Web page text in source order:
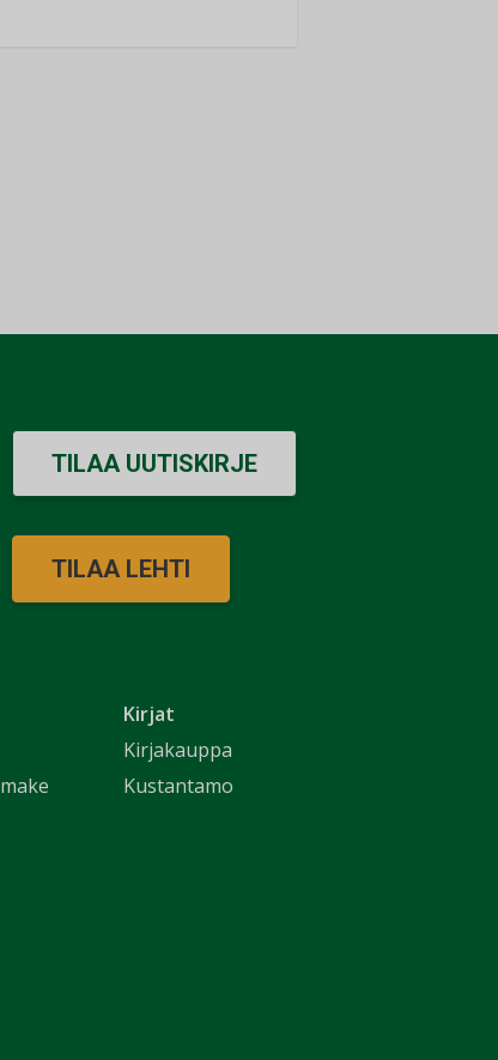
Kirjat
Kirjakauppa
Kustantamo
TILAA UUTISKIRJE
TILAA LEHTI